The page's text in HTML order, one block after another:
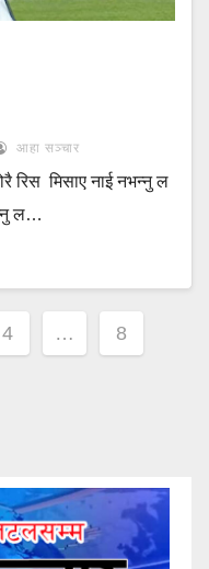
आहा सञ्चार
रिस मिसाए नाई नभन्नु ल
ल…
4 … 8